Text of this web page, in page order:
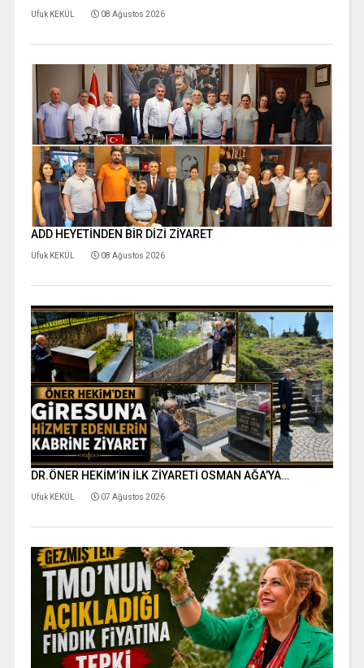
Ufuk KEKÜL 08 Ağustos 2026
ADD HEYETİNDEN BİR DİZİ ZİYARET
Ufuk KEKÜL 08 Ağustos 2026
DR.ÖNER HEKİM’İN İLK ZİYARETİ OSMAN AĞA’YA…
Ufuk KEKÜL 07 Ağustos 2026